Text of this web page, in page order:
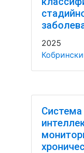
2025
Система